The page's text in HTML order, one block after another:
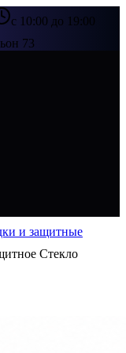
с 10:00 до 19:00
73
и защитные
Стекло